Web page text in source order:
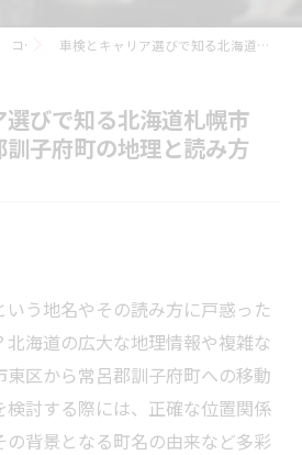
コラム 車検とキャリア選びで知る北海道札幌市東区から常呂郡訓子府町の地理と読み方徹底ガイド
びで知る北海道札幌市
子府町の地理と読み方
いう地名やその読み方に戸惑った
海道の広大な地理情報や複雑な
区から常呂郡訓子府町への移動
討する際には、正確な位置関係
背景となる町名の由来など多彩